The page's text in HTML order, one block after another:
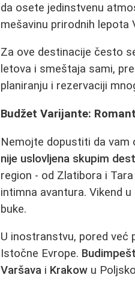
da osete jedinstvenu
mešavinu prirodnih lepota
Za ove destinacije često
letova i smeštaja sami,
planiranju i rezervaciji
Budžet Varijante:
Nemojte dopustiti da vam
nije uslovljena skupim
region - od Zlatibora i
intimna avantura. Vikend
buke.
U inostranstvu, pored već
Istočne Evrope.
Varšava i Krakow u